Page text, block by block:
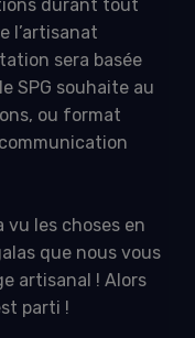
durant tout
l’artisanat
sera basée
SPG souhaite au
ou format
vu les choses en
que nous vous
artisanal ! Alors
parti !